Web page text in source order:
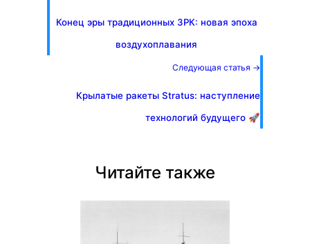
Конец эры традиционных ЗРК: новая эпоха
воздухоплавания
Следующая статья →
Крылатые ракеты Stratus: наступление
технологий будущего 🚀
Читайте также